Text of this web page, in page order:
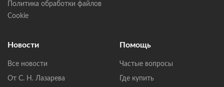
Политика обработки файлов
Cookie
Новости
Все новости
От С. Н. Лазарева
Помощь
Частые вопросы
Где купить